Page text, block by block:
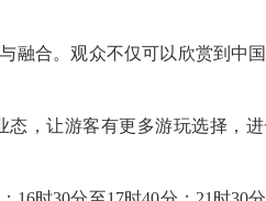
合。观众不仅可以欣赏到中
，让游客有更多游玩选择，进